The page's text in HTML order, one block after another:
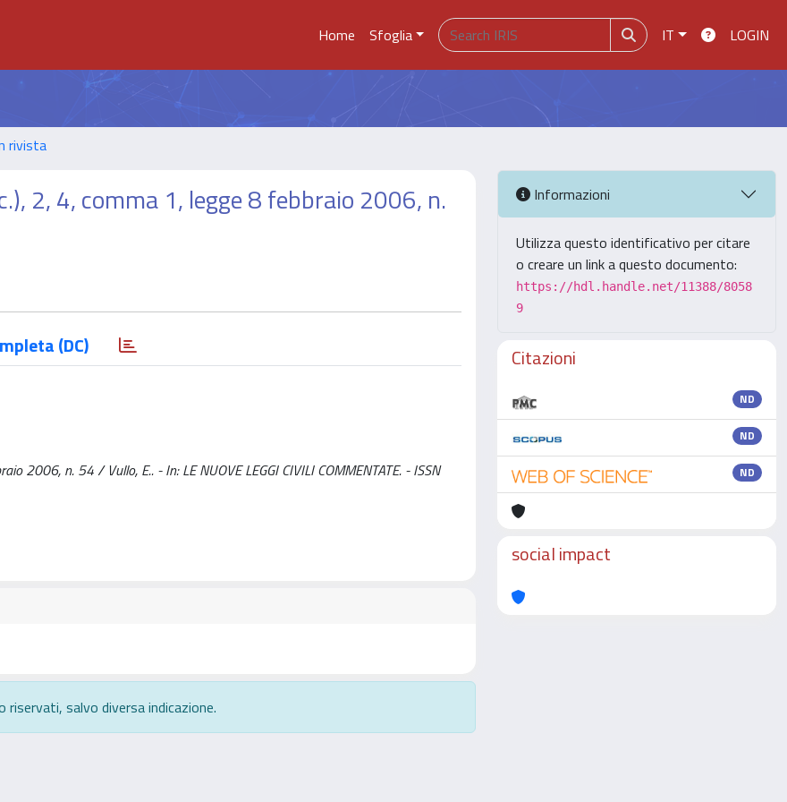
Home Sfoglia IT LOGIN
rivista
2, 4, comma 1, legge 8 febbraio 2006, n.
(DC)
2006, n. 54 / Vullo, E.. - In: LE NUOVE LEGGI CIVILI COMMENTATE. - ISSN
salvo diversa indicazione.
Informazioni
Utilizza questo identificativo per citare
o creare un link a questo documento:
https://hdl.handle.net/11388/8058
9
Citazioni
ND
ND
ND
social impact